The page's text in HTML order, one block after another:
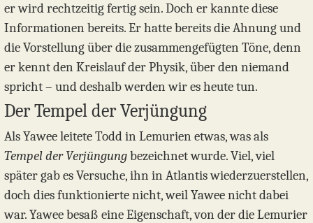
er wird rechtzeitig fertig sein. Doch er kannte diese
Informationen bereits. Er hatte bereits die Ahnung und
die Vorstellung über die zusammengefügten Töne, denn
er kennt den Kreislauf der Physik, über den niemand
spricht – und deshalb werden wir es heute tun.
Der Tempel der Verjüngung
Als Yawee leitete Todd in Lemurien etwas, was als
Tempel der Verjüngungbezeichnet wurde. Viel, viel
später gab es Versuche, ihn in Atlantis wiederzuerstellen,
doch dies funktionierte nicht, weil Yawee nicht dabei
war. Yawee besaß eine Eigenschaft, von der die Lemurier